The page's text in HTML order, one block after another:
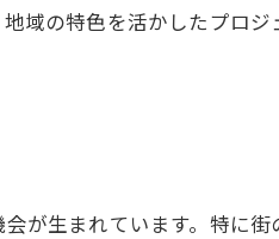
域の特色を活かしたプロ
が生まれています。特に